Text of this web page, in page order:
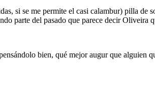
si se me permite el casi calambur) pilla
parte del pasado que parece decir Oliveira
bien, qué mejor augur que alguien